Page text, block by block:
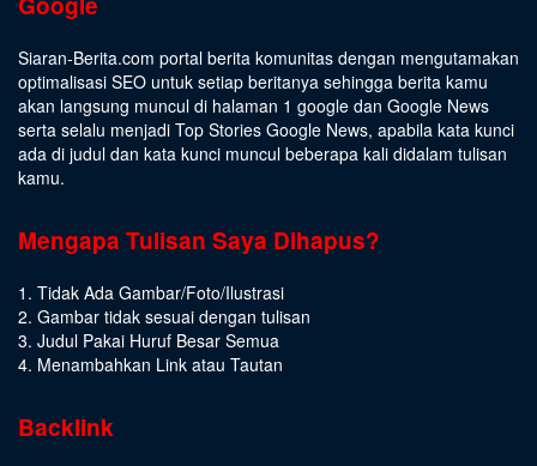
Siaran-Berita.com portal berita komunitas dengan mengutamakan
optimalisasi SEO untuk setiap beritanya sehingga berita kamu
akan langsung muncul di halaman 1 google dan Google News
serta selalu menjadi Top Stories Google News, apabila kata kunci
ada di judul dan kata kunci muncul beberapa kali didalam tulisan
kamu.
Mengapa Tulisan Saya Dihapus?
1. Tidak Ada Gambar/Foto/Ilustrasi
2. Gambar tidak sesuai dengan tulisan
3. Judul Pakai Huruf Besar Semua
4. Menambahkan Link atau Tautan
Backlink